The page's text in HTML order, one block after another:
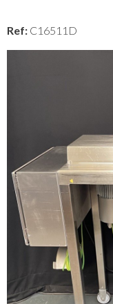
Ref: C16511D